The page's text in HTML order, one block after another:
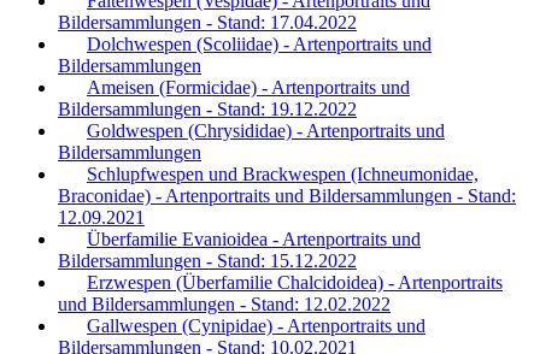
Bildersammlungen - Stand: 17.04.2022
Dolchwespen (Scoliidae) - Artenportraits und
Bildersammlungen
Ameisen (Formicidae) - Artenportraits und
Bildersammlungen - Stand: 19.12.2022
Goldwespen (Chrysididae) - Artenportraits und
Bildersammlungen
Schlupfwespen und Brackwespen (Ichneumonidae,
Braconidae) - Artenportraits und Bildersammlungen - Stand:
12.09.2021
Überfamilie Evanioidea - Artenportraits und
Bildersammlungen - Stand: 15.12.2022
Erzwespen (Überfamilie Chalcidoidea) - Artenportraits
und Bildersammlungen - Stand: 12.02.2022
Gallwespen (Cynipidae) - Artenportraits und
Bildersammlungen - Stand: 10.02.2021